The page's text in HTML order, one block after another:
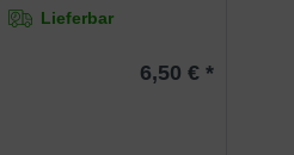
Lieferbar
6,50 € *